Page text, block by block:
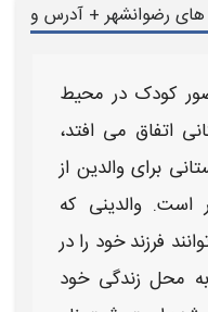
+ آدرس و
محیط
افتد،
از
که
را در
خود